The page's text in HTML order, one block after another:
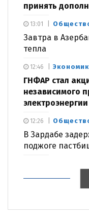
принять
Завтра в
тепла
13:01
ГНФАР стал
независимого
12:46
В Зардабе
поджоге
12:26